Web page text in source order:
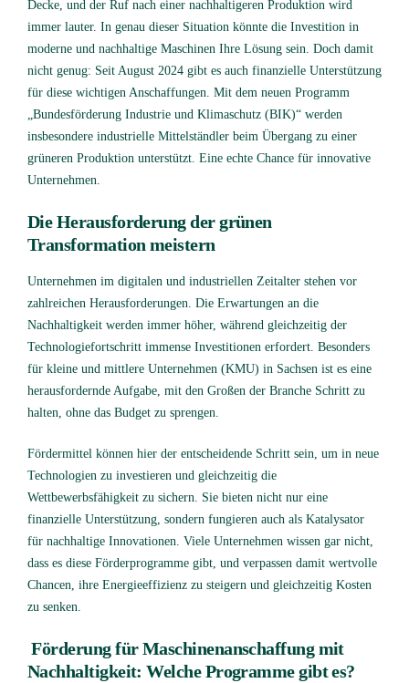
Decke, und der Ruf nach einer nachhaltigeren Produktion wird
immer lauter. In genau dieser Situation könnte die Investition in
moderne und nachhaltige Maschinen Ihre Lösung sein. Doch damit
nicht genug: Seit August 2024 gibt es auch finanzielle Unterstützung
für diese wichtigen Anschaffungen. Mit dem neuen Programm
„Bundesförderung Industrie und Klimaschutz (BIK)“ werden
insbesondere industrielle Mittelständler beim Übergang zu einer
grüneren Produktion unterstützt. Eine echte Chance für innovative
Unternehmen.
Die Herausforderung der grünen
Transformation meistern
Unternehmen im digitalen und industriellen Zeitalter stehen vor
zahlreichen Herausforderungen. Die Erwartungen an die
Nachhaltigkeit werden immer höher, während gleichzeitig der
Technologiefortschritt immense Investitionen erfordert. Besonders
für kleine und mittlere Unternehmen (KMU) in Sachsen ist es eine
herausfordernde Aufgabe, mit den Großen der Branche Schritt zu
halten, ohne das Budget zu sprengen.
Fördermittel können hier der entscheidende Schritt sein, um in neue
Technologien zu investieren und gleichzeitig die
Wettbewerbsfähigkeit zu sichern. Sie bieten nicht nur eine
finanzielle Unterstützung, sondern fungieren auch als Katalysator
für nachhaltige Innovationen. Viele Unternehmen wissen gar nicht,
dass es diese Förderprogramme gibt, und verpassen damit wertvolle
Chancen, ihre Energieeffizienz zu steigern und gleichzeitig Kosten
zu senken.
Förderung für Maschinenanschaffung mit
Nachhaltigkeit: Welche Programme gibt es?